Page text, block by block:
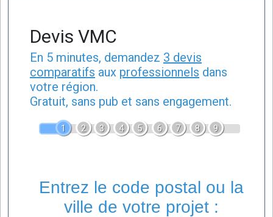
Devis VMC
En 5 minutes, demandez 3 devis
comparatifs aux professionnels dans
votre région.
Gratuit, sans pub et sans engagement.
1 2 3 4 5 6 7 8 9
Entrez le code postal ou la
ville de votre projet :